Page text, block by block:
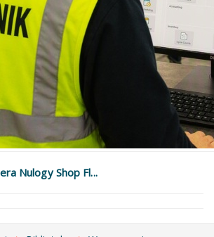
Nulogy Shop Fl...